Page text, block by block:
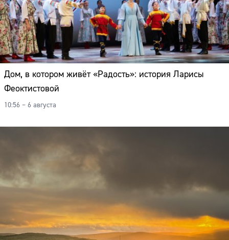
Дом, в котором живёт «Радость»: история Ларисы
Феоктистовой
10:56 – 6 августа